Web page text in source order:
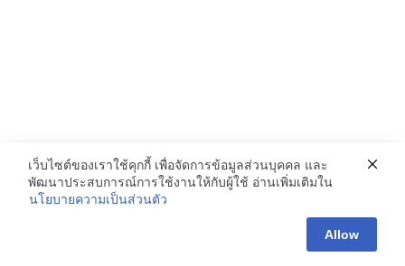
เว็บไซต์ของเราใช้คุกกี้ เพื่อจัดการข้อมูลส่วนบุคคล และ
พัฒนาประสบการณ์การใช้งานให้กับผู้ใช้ อ่านเพิ่มเติมใน
นโยบายความเป็นส่วนตัว
Allow